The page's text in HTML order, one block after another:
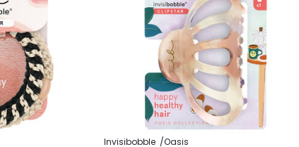
Invisibobble Oasis